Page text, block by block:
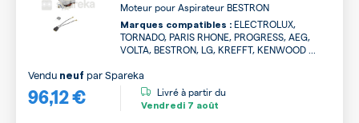
Moteur pour Aspirateur BESTRON
Marques compatibles : ELECTROLUX,
TORNADO, PARIS RHONE, PROGRESS, AEG,
VOLTA, BESTRON, LG, KREFFT, KENWOOD ...
96,12 €
Vendu neuf parSpareka
Livré à partir du
Vendredi 7 août